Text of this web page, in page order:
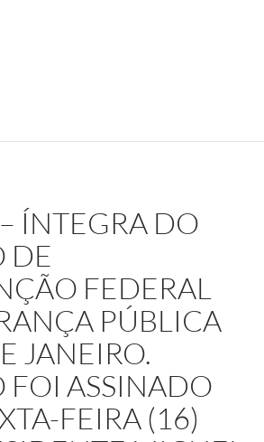
ÍNTEGRA DO
DE
FEDERAL
PÚBLICA
JANEIRO.
FOI ASSINADO
FEIRA (16)